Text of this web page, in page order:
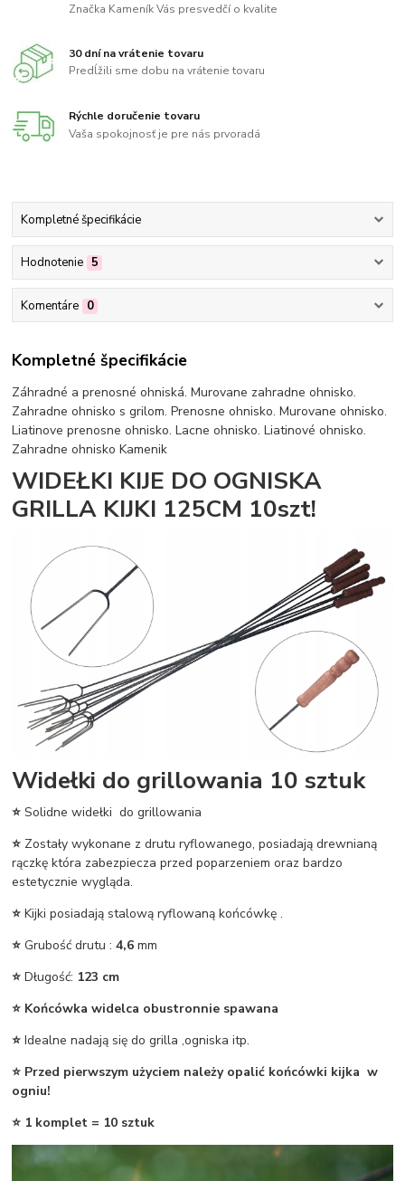
Značka Kameník Vás presvedčí o kvalite
30 dní na vrátenie tovaru
Predĺžili sme dobu na vrátenie tovaru
Rýchle doručenie tovaru
Vaša spokojnosť je pre nás prvoradá
Kompletné špecifikácie
Hodnotenie 5
Komentáre 0
Kompletné špecifikácie
Záhradné a prenosné ohniská. Murovane zahradne ohnisko.
Zahradne ohnisko s grilom. Prenosne ohnisko. Murovane ohnisko.
Liatinove prenosne ohnisko. Lacne ohnisko. Liatinové ohnisko.
Zahradne ohnisko Kamenik
WIDEŁKI KIJE DO OGNISKA
GRILLA KIJKI 125CM 10szt!
Widełki do grillowania 10 sztuk
⭐Solidne widełki do grillowania
⭐ Zostały wykonane z drutu ryflowanego, posiadają drewnianą
rączkę która zabezpiecza przed poparzeniem oraz bardzo
estetycznie wygląda.
⭐Kijki posiadają stalową ryflowaną końcówkę .
⭐ Grubość drutu :4,6 mm
⭐Długość: 123 cm
⭐ Końcówka widelca obustronnie spawana
⭐Idealne nadają się do grilla ,ogniska itp.
⭐ Przed pierwszym użyciem należy opalić końcówki kijka w
ogniu!
⭐ 1 komplet = 10 sztuk